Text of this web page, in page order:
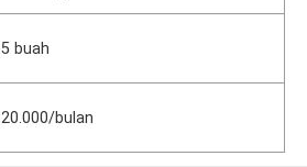
5 buah
20.000/bulan